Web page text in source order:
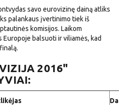
savo eurovizinę dainą atliks
palankaus įvertinimo tiek iš
komisijos. Laikom
Europoje balsuoti ir viliamės, kad
2016"